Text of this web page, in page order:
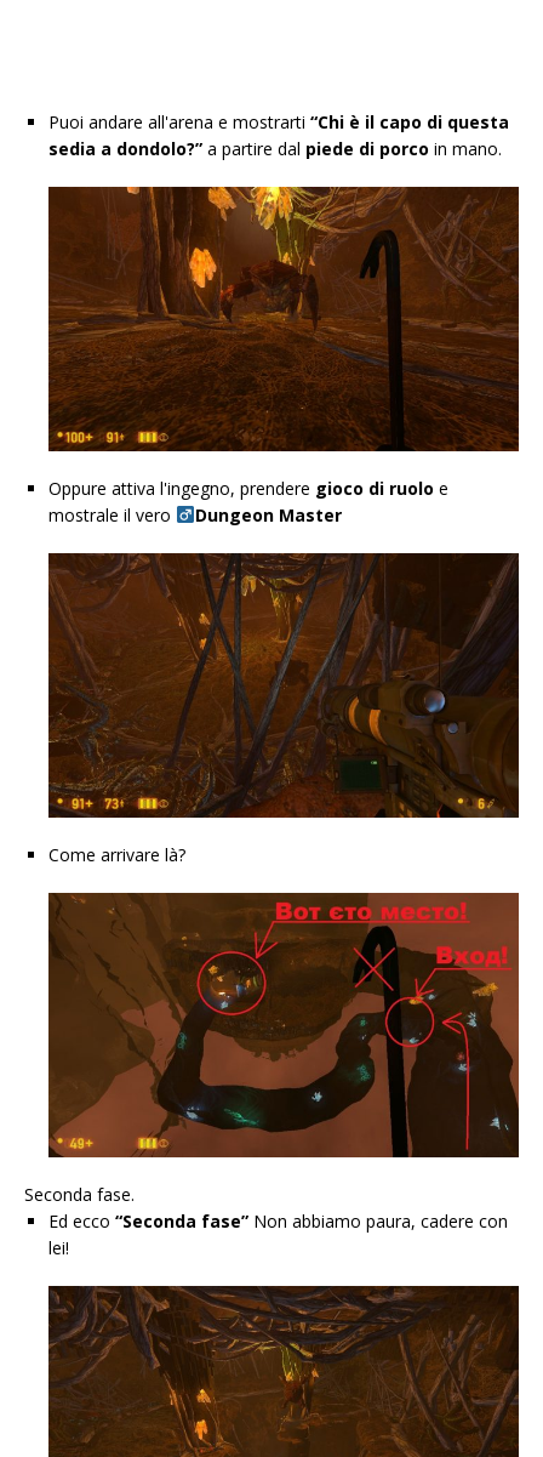
Puoi andare all'arena e mostrarti “Chi è il capo di questa
sedia a dondolo?” a partire dal piede di porco in mano.
Oppure attiva l'ingegno, prendere gioco di ruolo e
mostrale il vero
Dungeon Master
Come arrivare là?
Seconda fase.
Ed ecco “Seconda fase” Non abbiamo paura, cadere con
lei!